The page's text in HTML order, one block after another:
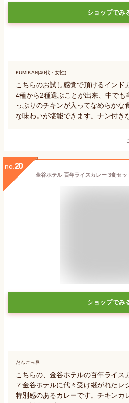
ショップでみ
KUMIKAN(40代・女性)
こちらのお試し感覚で頂けるインド
4種から2種選ぶことが出来、中でも
っぷりのチキンが入ってなめらかな
な味わいが堪能できます。ナン付き
no. 20
ショップでみ
だんごっ鼻
こちらの、金谷ホテルの百年ライス
？金谷ホテルに代々受け継がれたレ
特別感のあるカレーです。チキンカ